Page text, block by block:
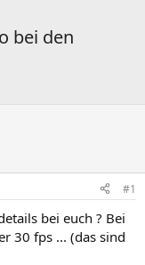
bei den
#1
bei euch ? Bei
30 fps ... (das sind